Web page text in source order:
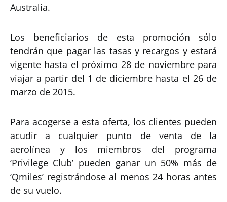
Australia.
Los beneficiarios de esta promoción sólo
tendrán que pagar las tasas y recargos y estará
vigente hasta el próximo 28 de noviembre para
viajar a partir del 1 de diciembre hasta el 26 de
marzo de 2015.
Para acogerse a esta oferta, los clientes pueden
acudir a cualquier punto de venta de la
aerolínea y los miembros del programa
‘Privilege Club’ pueden ganar un 50% más de
‘Qmiles’ registrándose al menos 24 horas antes
de su vuelo.